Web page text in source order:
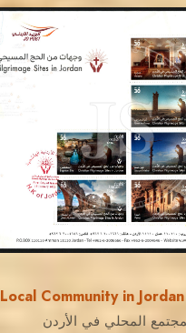
JS
MAHDI BSEISO
EST. 2007
Local Community in Jordan
المحلي في الأردن